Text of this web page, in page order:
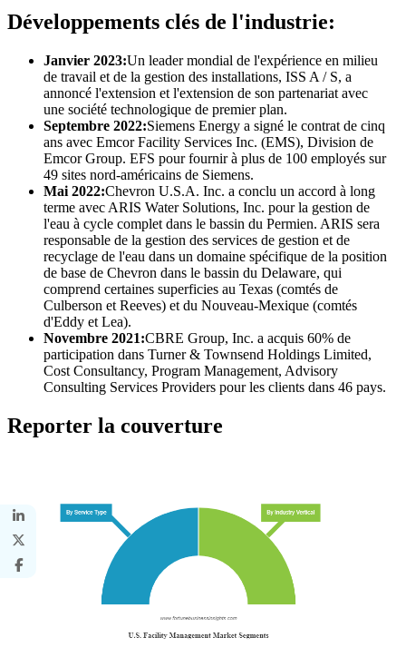
Développements clés de l'industrie:
Janvier 2023:Un leader mondial de l'expérience en milieu
de travail et de la gestion des installations, ISS A / S, a
annoncé l'extension et l'extension de son partenariat avec
une société technologique de premier plan.
Septembre 2022:Siemens Energy a signé le contrat de cinq
ans avec Emcor Facility Services Inc. (EMS), Division de
Emcor Group. EFS pour fournir à plus de 100 employés sur
49 sites nord-américains de Siemens.
Mai 2022:Chevron U.S.A. Inc. a conclu un accord à long
terme avec ARIS Water Solutions, Inc. pour la gestion de
l'eau à cycle complet dans le bassin du Permien. ARIS sera
responsable de la gestion des services de gestion et de
recyclage de l'eau dans un domaine spécifique de la position
de base de Chevron dans le bassin du Delaware, qui
comprend certaines superficies au Texas (comtés de
Culberson et Reeves) et du Nouveau-Mexique (comtés
d'Eddy et Lea).
Novembre 2021:CBRE Group, Inc. a acquis 60% de
participation dans Turner & Townsend Holdings Limited,
Cost Consultancy, Program Management, Advisory
Consulting Services Providers pour les clients dans 46 pays.
Reporter la couverture